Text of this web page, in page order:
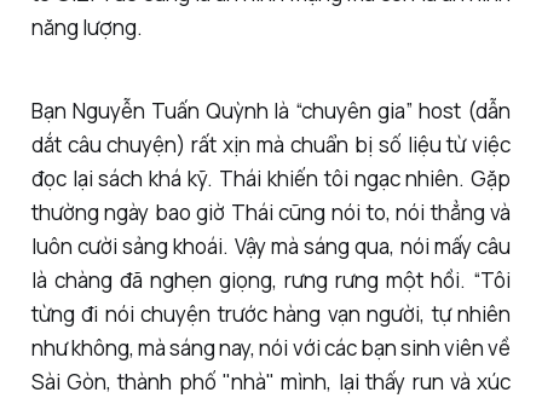
năng lượng.
Bạn Nguyễn Tuấn Quỳnh là “chuyên gia” host (dẫn
dắt câu chuyện) rất xịn mà chuẩn bị số liệu từ việc
đọc lại sách khá kỹ. Thái khiến tôi ngạc nhiên. Gặp
thường ngày bao giờ Thái cũng nói to, nói thẳng và
luôn cười sảng khoái. Vậy mà sáng qua, nói mấy câu
là chàng đã nghẹn giọng, rưng rưng một hồi. “Tôi
từng đi nói chuyện trước hàng vạn người, tự nhiên
như không, mà sáng nay, nói với các bạn sinh viên về
Sài Gòn, thành phố "nhà" mình, lại thấy run và xúc